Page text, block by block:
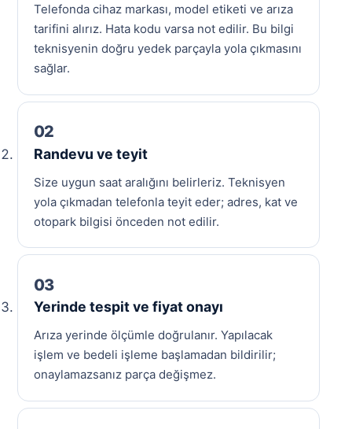
Telefonda cihaz markası, model etiketi ve arıza
tarifini alırız. Hata kodu varsa not edilir. Bu bilgi
teknisyenin doğru yedek parçayla yola çıkmasını
sağlar.
Randevu ve teyit
Size uygun saat aralığını belirleriz. Teknisyen
yola çıkmadan telefonla teyit eder; adres, kat ve
otopark bilgisi önceden not edilir.
Yerinde tespit ve fiyat onayı
Arıza yerinde ölçümle doğrulanır. Yapılacak
işlem ve bedeli işleme başlamadan bildirilir;
onaylamazsanız parça değişmez.